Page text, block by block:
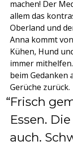
machen! Der
allem das
Oberland und
Anna kommt
Kühen, Hund
immer
beim Gedanken
Gerüche zurück.
Frisch
Essen.
auch.